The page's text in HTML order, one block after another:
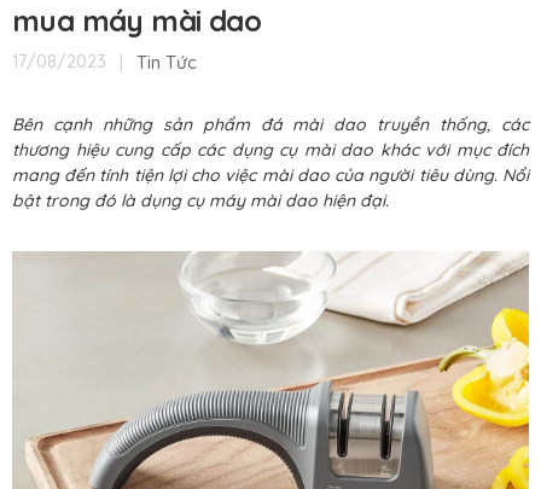
mua máy mài dao
17/08/2023 | Tin Tức
Bên cạnh những sản phẩm đá mài dao truyền thống, các
thương hiệu cung cấp các dụng cụ mài dao khác với mục đích
mang đến tính tiện lợi cho việc mài dao của người tiêu dùng. Nổi
bật trong đó là dụng cụ máy mài dao hiện đại.